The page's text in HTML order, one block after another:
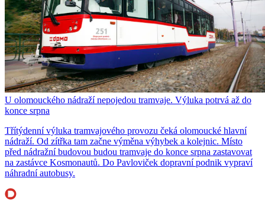
U olomouckého nádraží nepojedou tramvaje. Výluka potrvá až do
konce srpna
Třítýdenní výluka tramvajového provozu čeká olomoucké hlavní
nádraží. Od zítřka tam začne výměna výhybek a kolejnic. Místo
před nádražní budovou budou tramvaje do konce srpna zastavovat
na zastávce Kosmonautů. Do Pavloviček dopravní podnik vypraví
náhradní autobusy.